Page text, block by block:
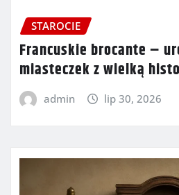
STAROCIE
Francuskie brocante –
miasteczek z wielką
admin lip 30, 2026